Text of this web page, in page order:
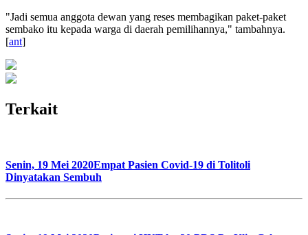
"Jadi semua anggota dewan yang reses membagikan paket-paket
sembako itu kepada warga di daerah pemilihannya," tambahnya.
[ant]
Terkait
Senin, 19 Mei 2020Empat Pasien Covid-19 di Tolitoli
Dinyatakan Sembuh